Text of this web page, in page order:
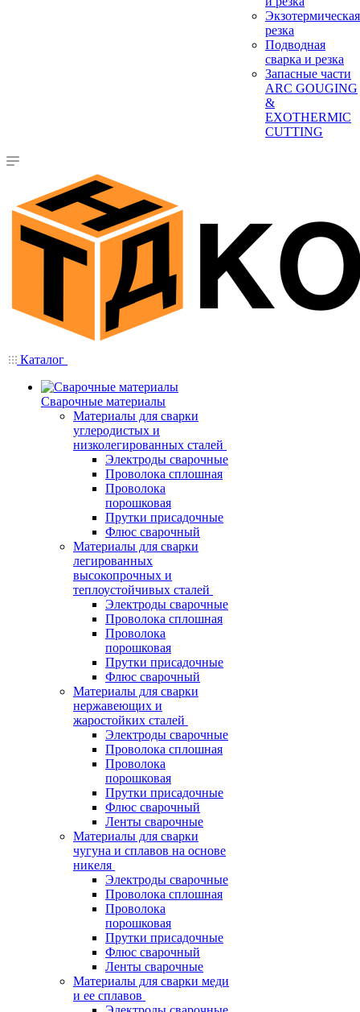
Экзотермическая
резка
Подводная
сварка и резка
Запасные части
ARC GOUGING
&
EXOTHERMIC
CUTTING
Каталог
Сварочные материалы
Материалы для сварки
углеродистых и
низколегированных сталей
Электроды сварочные
Проволока сплошная
Проволока
порошковая
Прутки присадочные
Флюс сварочный
Материалы для сварки
легированных
высокопрочных и
теплоустойчивых сталей
Электроды сварочные
Проволока сплошная
Проволока
порошковая
Прутки присадочные
Флюс сварочный
Материалы для сварки
нержавеющих и
жаростойких сталей
Электроды сварочные
Проволока сплошная
Проволока
порошковая
Прутки присадочные
Флюс сварочный
Ленты сварочные
Материалы для сварки
чугуна и сплавов на основе
никеля
Электроды сварочные
Проволока сплошная
Проволока
порошковая
Прутки присадочные
Флюс сварочный
Ленты сварочные
Материалы для сварки меди
и ее сплавов